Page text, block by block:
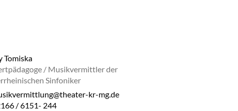
Tomiska
/ Musikvermittler der
Sinfoniker
kr-mg.de
/ 6151- 244